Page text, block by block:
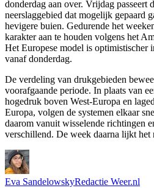
donderdag aan over. Vrijdag passeert
neerslaggebied dat mogelijk gepaard
hevigere buien. Gedurende het
karakter aan te houden volgens het
Het Europese model is optimistischer
vanaf donderdag.
De verdeling van drukgebieden
voorafgaande periode. In plaats van
hogedruk boven West-Europa en
Europa, volgen de systemen elkaar
daarom vanuit wisselende richtingen
verschillend. De week daarna lijkt het
Eva SandelowskyRedactie Weer.nl